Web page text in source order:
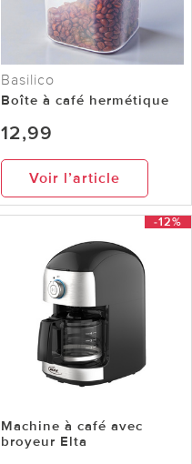
Basilico
Boîte à café hermétique
12,99
Voir l’article
-12%
Machine à café avec
broyeur Elta